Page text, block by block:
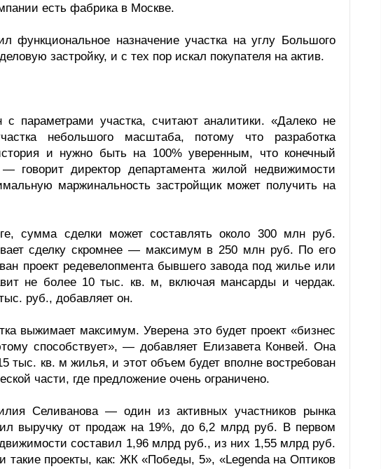
есть фабрика в Москве.
функциональное назначение участка на углу Большого
застройку, и с тех пор искал покупателя на актив.
параметрами участка, считают аналитики. «Далеко не
небольшого масштаба, потому что разработка
и нужно быть на 100% уверенным, что конечный
говорит директор департамента жилой недвижимости
маржинальность застройщик может получить на
сумма сделки может составлять около 300 млн руб.
сделку скромнее — максимум в 250 млн руб. По его
проект редевелопмента бывшего завода под жилье или
не более 10 тыс. кв. м, включая мансарды и чердак.
руб., добавляет он.
выжимает максимум. Уверена это будет проект «бизнес
способствует», — добавляет Елизавета Конвей. Она
тыс. кв. м жилья, и этот объем будет вполне востребован
части, где предложение очень ограничено.
Селиванова — один из активных участников рынка
выручку от продаж на 19%, до 6,2 млрд руб. В первом
составил 1,96 млрд руб., из них 1,55 млрд руб.
проекты, как: ЖК «Победы, 5», «Legenda на Оптиков